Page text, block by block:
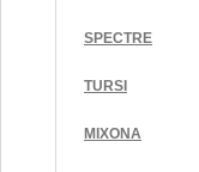
SPECTRE
TURSI
MIXONA